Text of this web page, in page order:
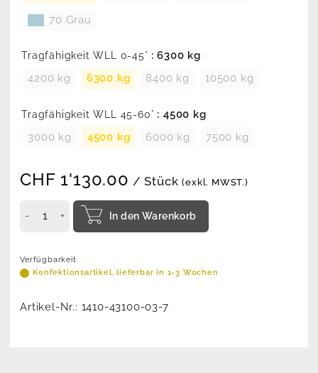
70 Grau
Tragfähigkeit WLL 0-45° : 6300 kg
4200 kg
6300 kg 8400 kg 10500 kg
Tragfähigkeit WLL 45-60° : 4500 kg
3000 kg
4500 kg 6000 kg 7500 kg
CHF 1'130.00 / Stück (exkl. MWST.)
In den Warenkorb
Verfügbarkeit
Konfektionsartikel, lieferbar in 1-3 Wochen
Artikel-Nr.: 1410-43100-03-7